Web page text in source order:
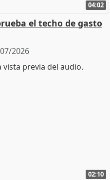
04:02
el techo de gasto
2026
02:10